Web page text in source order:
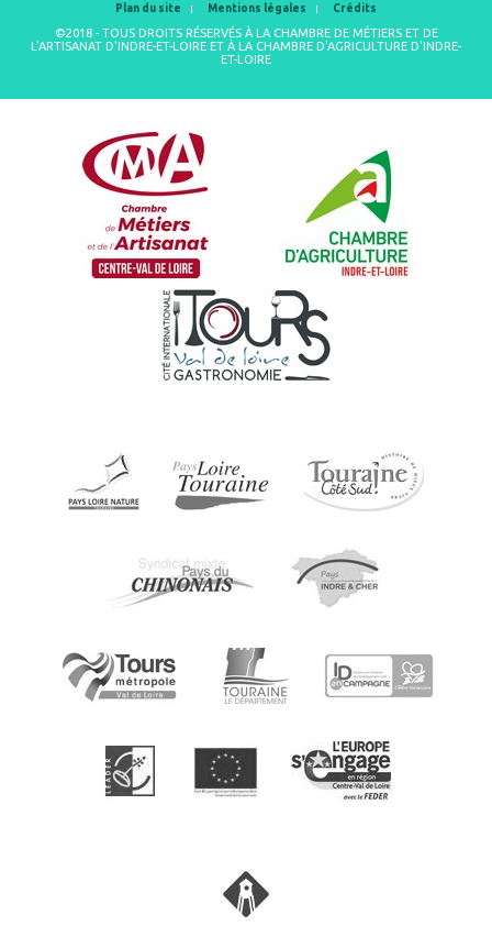
Plan du site Mentions légales Crédits
©2018 - TOUS DROITS RÉSERVÉS À LA CHAMBRE DE MÉTIERS ET DE
L'ARTISANAT D'INDRE-ET-LOIRE ET À LA CHAMBRE D'AGRICULTURE D'INDRE-
ET-LOIRE